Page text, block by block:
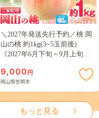
＼2027年発送先行予約／桃 岡
山の桃 約1kg(3~5玉前後)
《2027年6月下旬～9月上旬頃
岡山 はくとう スイーツ フル
ーツ 果物 デザート 旬 モモ も
も 先行予約 送料無料 果物 岡
山県 笠岡市 清水白桃 白鳳 白
麗 クール便---
9,000 円
岡山県笠岡市
もっと見る